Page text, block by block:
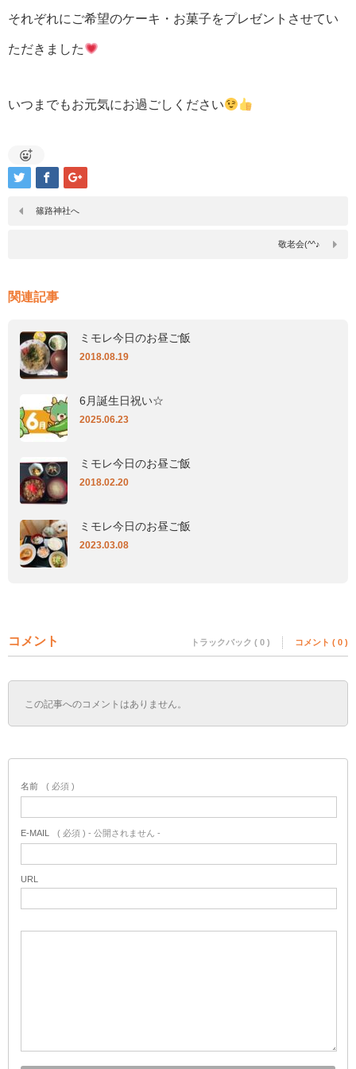
それぞれにご希望のケーキ・お菓子をプレゼントさせてい
ただきました
いつまでもお元気にお過ごしください
篠路神社へ
敬老会(^^♪
関連記事
ミモレ今日のお昼ご飯
2018.08.19
6月誕生日祝い☆
2025.06.23
ミモレ今日のお昼ご飯
2018.02.20
ミモレ今日のお昼ご飯
2023.03.08
コメント トラックバック ( 0 ) コメント ( 0 )
この記事へのコメントはありません。
名前 ( 必須 )
E-MAIL ( 必須 ) - 公開されません -
URL